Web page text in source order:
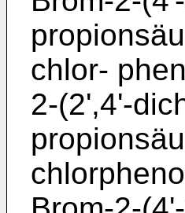
chlor-
2-(2',4'-